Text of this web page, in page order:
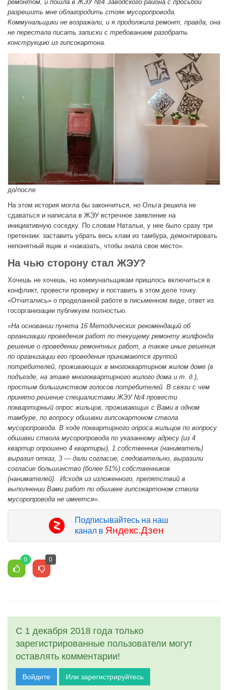
ремонтом, и пошла в ЖЭУ №4 Заводского района с просьбой
разрешить мне облагородить стояк мусоропровода.
Коммунальщики не возражали, и я продолжила ремонт, правда, она
не перестала писать записки с требованием разобрать
конструкцию из гипсокартона.
до/после
На этом история могла бы закончиться, но Ольга решила не
сдаваться и написала в ЖЭУ встречное заявление на
инициативную соседку. По словам Натальи, у нее было сразу три
претензии: заставить убрать весь хлам из тамбура, демонтировать
непонятный ящик и «наказать, чтобы знала свое место»‎.
На чью сторону стал ЖЭУ?
Хочешь не хочешь, но коммунальщикам пришлось включиться в
конфликт, провести проверку и поставить в этом деле точку.
«Отчитались»‎ о проделанной работе в письменном виде, ответ из
госорганизации публикуем полностью.
«На основании пункта 16 Методических рекомендаций об
организации проведения работ по текущему ремонту жилфонда
решение о проведении ремонтных работ, а также иные решения
по организации его проведения принимаются группой
потребителей, проживающих в многоквартирном жилом доме (в
подъезде, на этаже многоквартирного жилого дома и т. д.),
простым большинством голосов потребителей. В связи с чем
принято решение специалистами ЖЭУ №4 провести
поквартирный опрос жильцов, проживающих с Вами в одном
тамбуре, по вопросу обшивки гипсокартоном ствола
мусоропровода. В ходе поквартирного опроса жильцов по вопросу
обшивки ствола мусоропровода по указанному адресу (из 4
квартир опрошено 4 квартиры), 1 собственник (наниматель)
выразил отказ, 3 — дали согласие, следовательно, выразили
согласие большинство (более 51%) собственников
(нанимателей). Исходя из изложенного, препятствий в
выполнении Вами работ по обшивке гипсокартоном ствола
мусоропровода не имеется»‎.
Подписывайтесь на наш
канал в Яндекс.Дзен
0 0
С 1 декабря 2018 года только
зарегистрированные пользователи могут
оставлять комментарии!
Войдите Или зарегистрируйтесь